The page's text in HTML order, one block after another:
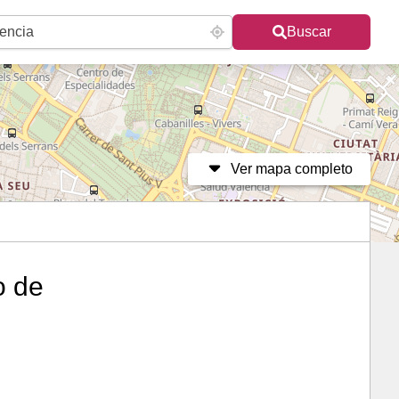
Buscar
Ver mapa completo
de